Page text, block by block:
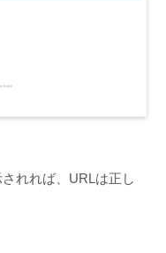
れれば、URLは正し